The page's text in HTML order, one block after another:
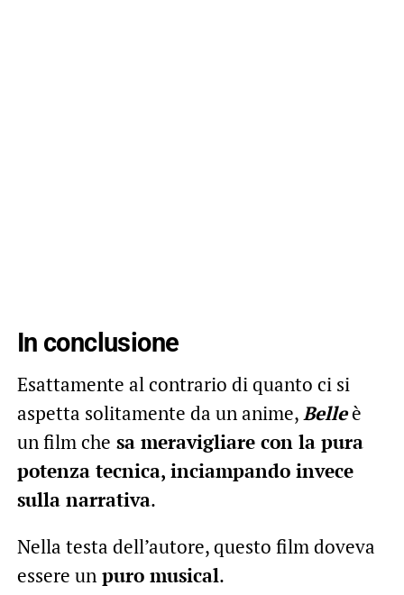
In conclusione
Esattamente al contrario di quanto ci si
aspetta solitamente da un anime,Belleè
un film che sa meravigliare con la pura
potenza tecnica, inciampando invece
sulla narrativa.
Nella testa dell’autore, questo film doveva
essere unpuro musical.